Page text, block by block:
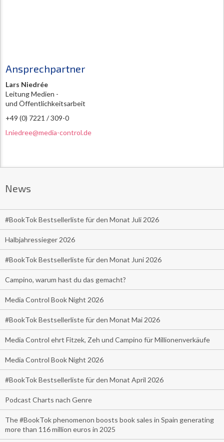
Ansprechpartner
Lars Niedrée
Leitung Medien -
und Öffentlichkeitsarbeit
+49 (0) 7221 / 309-0
l.niedree@media-control.de
News
#BookTok Bestsellerliste für den Monat Juli 2026
Halbjahressieger 2026
#BookTok Bestsellerliste für den Monat Juni 2026
Campino, warum hast du das gemacht?
Media Control Book Night 2026
#BookTok Bestsellerliste für den Monat Mai 2026
Media Control ehrt Fitzek, Zeh und Campino für Millionenverkäufe
Media Control Book Night 2026
#BookTok Bestsellerliste für den Monat April 2026
Podcast Charts nach Genre
The #BookTok phenomenon boosts book sales in Spain generating
more than 116 million euros in 2025